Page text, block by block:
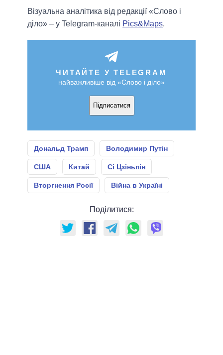
Візуальна аналітика від редакції «Слово і
діло» – у Telegram-каналі Pics&Maps.
ЧИТАЙТЕ У TELEGRAM
найважливіше від «Слово і діло»
Підписатися
Дональд Трамп Володимир Путін
США Китай Сі Цзіньпін
Вторгнення Росії Війна в Україні
Поділитися: